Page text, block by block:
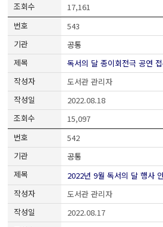
17,161
543
공통
독서의 달 종이회전극 공연
도서관 관리자
2022.08.18
15,097
542
공통
2022년 9월 독서의 달 행사
도서관 관리자
2022.08.17